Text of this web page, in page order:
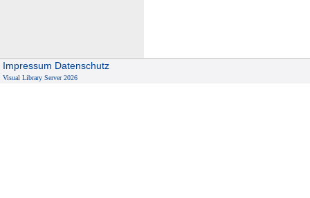
Impressum Datenschutz
Visual Library Server 2026